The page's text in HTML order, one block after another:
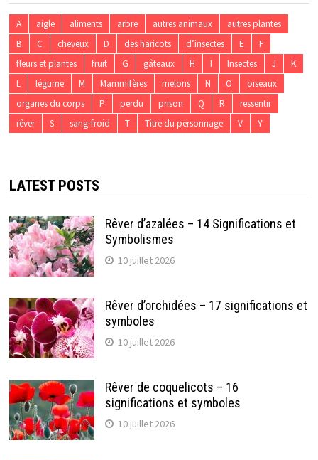
A aigle aliments arbre autres animaux
autres plantes
B
C cheveux D des haricots d’insectes E
F
fleurs et plantes
fruit G gâteaux H I Insectes J
K
L
légume M Mammifères melons N O
oiseaux
organes du corps
P perdu prison Q R
ressentir
rêver
S sang-froid T Titre du personnage V Y
LATEST POSTS
Rêver d’azalées – 14 Significations et
Symbolismes
10 juillet 2026
Rêver d’orchidées – 17 significations et
symboles
10 juillet 2026
Rêver de coquelicots – 16
significations et symboles
10 juillet 2026